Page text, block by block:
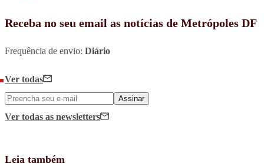
Receba no seu email as notícias de Metrópoles DF
Frequência de envio: Diário
Ver todas
Assinar
Ver todas as newsletters
Leia também